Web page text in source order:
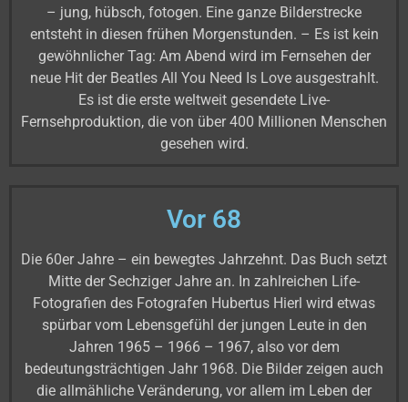
– jung, hübsch, fotogen. Eine ganze Bilderstrecke
entsteht in diesen frühen Morgenstunden. – Es ist kein
gewöhnlicher Tag: Am Abend wird im Fernsehen der
neue Hit der Beatles All You Need Is Love ausgestrahlt.
Es ist die erste weltweit gesendete Live-
Fernsehproduktion, die von über 400 Millionen Menschen
gesehen wird.
Vor 68
Die 60er Jahre – ein bewegtes Jahrzehnt. Das Buch setzt
Mitte der Sechziger Jahre an. In zahlreichen Life-
Fotografien des Fotografen Hubertus Hierl wird etwas
spürbar vom Lebensgefühl der jungen Leute in den
Jahren 1965 – 1966 – 1967, also vor dem
bedeutungsträchtigen Jahr 1968. Die Bilder zeigen auch
die allmähliche Veränderung, vor allem im Leben der